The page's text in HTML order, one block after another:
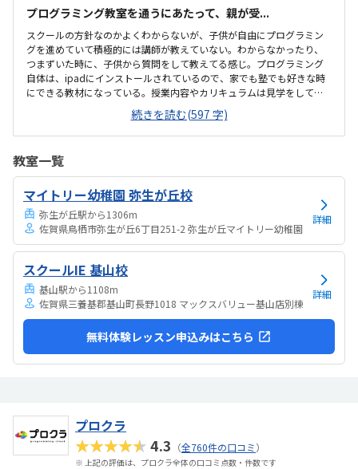
プログラミング教室を通うにあたって、親が受...
スクールの方針なのかよくわからないが、子供が自由にプログラミン
グを進めていて積極的には講師が教えていない。わからなかったり、
つまずいた時に、子供から質問をして教えてる感じ。プログラミング
自体は、ipadにインストールされているので、家でも塾でも好きな時
にできる教材になっている。授業内容やカリキュラムは見学をしてい
ないので子供の話だが、積極的に講師が教えていないみたい。月1回は
プログラミングで作ったものを発表すると聞いていたが、実施してな
いみたい。駅からは徒歩ですぐ来れる距離で、一本道だから迷うこと
は路上駐車になります。駐輪スペースはあるので子供一人でも近い人
なら行けると思います。奥の方まで覗いたことはないので詳しくはわ
からないが、入り口や教室の内装は奇麗だと思います。気軽に入りや
すい感じがします。ひとそれぞれになってしまい...
続きを読む(597 字)
教室一覧
マイトリー幼稚園 弥生が丘校
弥生が丘駅から1306m
佐賀県鳥栖市弥生が丘6丁目251-2 弥生が丘マイトリー幼稚園
詳細
スクールIE 基山校
基山駅から1108m
佐賀県三養基郡基山町長野1018 マックスバリュー基山店別棟
詳細
無料体験レッスン申込みはこちら
プロクラ
★★★★★4.3 （全760件の口コミ）
※ 上記の評価は、プロクラ全体の口コミ点数・件数です